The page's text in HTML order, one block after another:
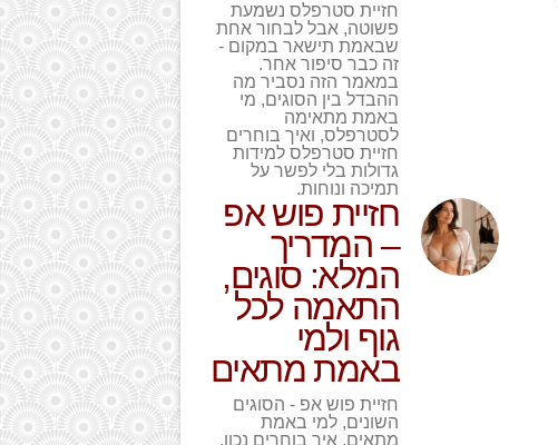
חזיית סטרפלס נשמעת
פשוטה, אבל לבחור אחת
שבאמת תישאר במקום -
זה כבר סיפור אחר.
במאמר הזה נסביר מה
ההבדל בין הסוגים, מי
באמת מתאימה
לסטרפלס, ואיך בוחרים
חזיית סטרפלס למידות
גדולות בלי לפשר על
תמיכה ונוחות.
חזיית פוש אפ
– המדריך
המלא: סוגים,
התאמה לכל
גוף ולמי
באמת מתאים
חזיית פוש אפ - הסוגים
השונים, למי באמת
מתאים, איך בוחרים נכון,